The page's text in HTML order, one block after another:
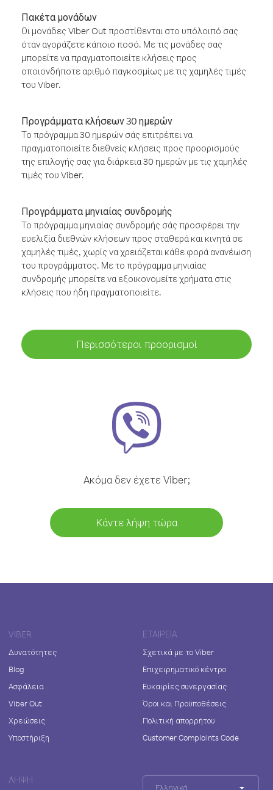
Πακέτα μονάδων
Οι μονάδες Viber Out προστίθενται στο υπόλοιπό σας
όταν αγοράζετε κάποιο ποσό. Με τις μονάδες σας
μπορείτε να πραγματοποιείτε κλήσεις προς
οποιονδήποτε αριθμό παγκοσμίως με τις χαμηλές τιμές
του Viber.
Προγράμματα κλήσεων 30 ημερών
Το πρόγραμμα 30 ημερών σάς επιτρέπει να
πραγματοποιείτε διεθνείς κλήσεις προς προορισμούς
της επιλογής σας για διάρκεια 30 ημερών με τις χαμηλές
τιμές του Viber.
Προγράμματα μηνιαίας συνδρομής
Το πρόγραμμα μηνιαίας συνδρομής σάς προσφέρει την
ευελιξία διεθνών κλήσεων προς σταθερά και κινητά σε
χαμηλές τιμές, χωρίς να χρειάζεται κάθε φορά ανανέωση
του προγράμματος. Με το πρόγραμμα μηνιαίας
συνδρομής μπορείτε να εξοικονομείτε χρήματα στις
κλήσεις που ήδη πραγματοποιείτε.
Περισσότεροι προορισμοί
Ακόμα δεν έχετε Viber;
Κάντε λήψη τώρα
VIBER
Δυνατότητες
Blog
Ασφάλεια
Viber Out
Χρεώσεις
Υποστήριξη
ΕΤΑΙΡΕΊΑ
Σχετικά με το Viber
Επιχειρηματικό κέντρο
Ευκαιρίες συνεργασίας
Όροι και Προϋποθέσεις
Πολιτική απορρήτου
Customer Complaints Code
ΛΉΨΗ
Ελληνικά